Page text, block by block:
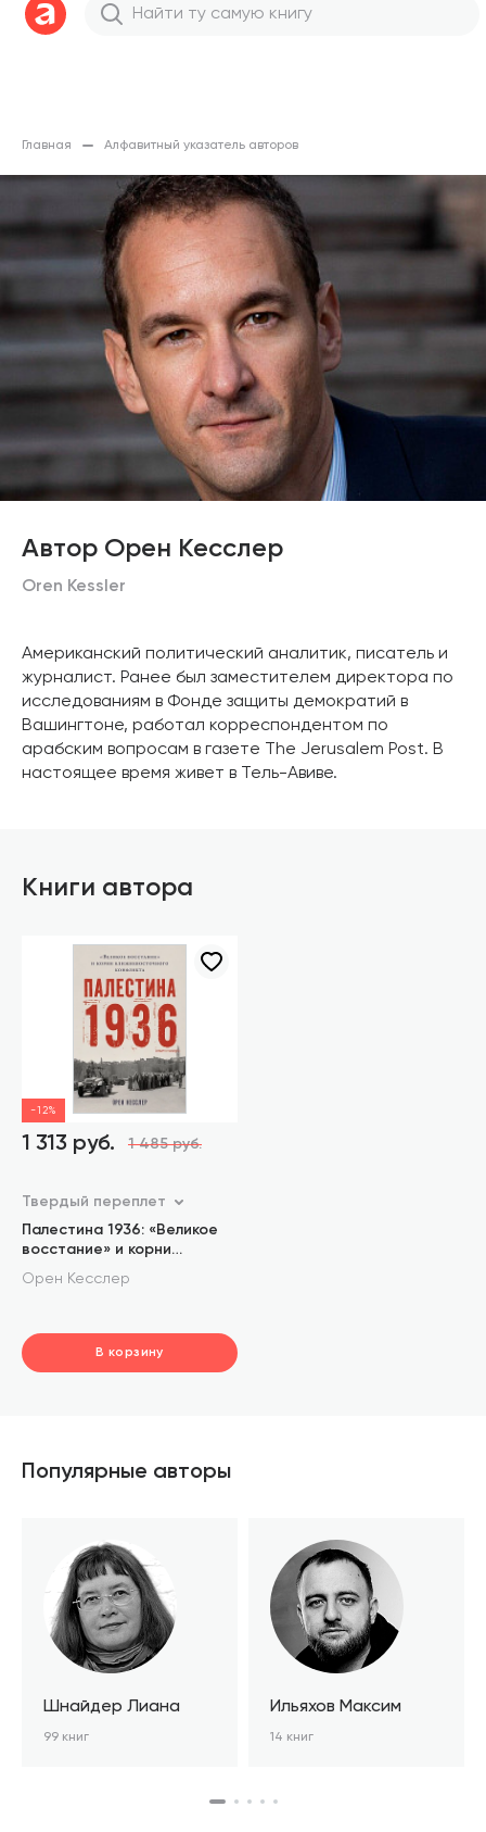
Главная Алфавитный указатель авторов
Автор Орен Кесслер
Oren Kessler
Американский политический аналитик, писатель и
журналист. Ранее был заместителем директора по
исследованиям в Фонде защиты демократий в
Вашингтоне, работал корреспондентом по
арабским вопросам в газете The Jerusalem Post. В
настоящее время живет в Тель-Авиве.
Книги автора
-12%
1 313 руб. 1 485 руб.
Твердый переплет
Палестина 1936: «Великое
восстание» и корни
ближневосточного
конфликта
Орен Кесслер
В корзину
Популярные авторы
Шнайдер Лиана
99 книг
Ильяхов Максим
14 книг